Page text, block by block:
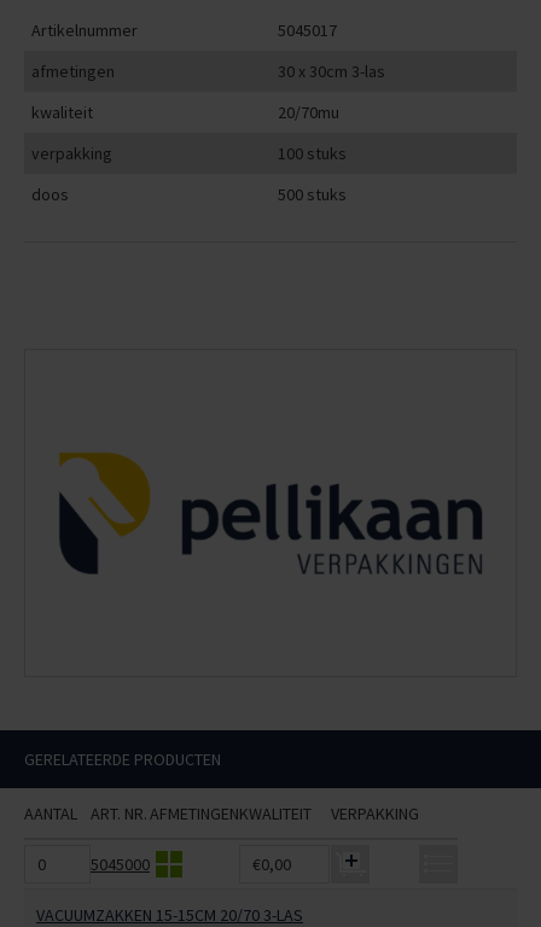
Artikelnummer
5045017
afmetingen
30 x 30cm 3-las
kwaliteit
20/70mu
verpakking
100 stuks
doos
500 stuks
GERELATEERDE PRODUCTEN
AANTAL ART. NR.AFMETINGENKWALITEIT VERPAKKING
5045000 €0,00
VACUUMZAKKEN 15-15CM 20/70 3-LAS